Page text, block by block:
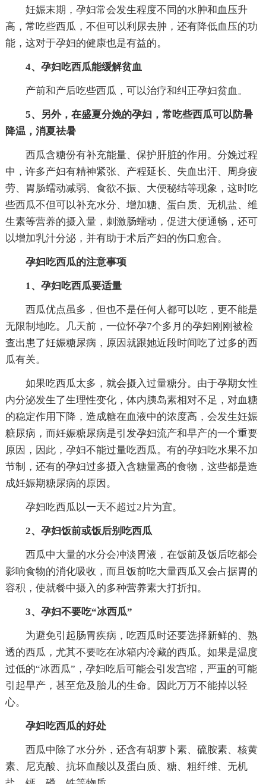
妊娠末期，孕妇常会发生程度不同的水肿和血压升
高，常吃些西瓜，不但可以利尿去肿，还有降低血压的功
能，这对于孕妇的健康也是有益的。
4、孕妇吃西瓜能缓解贫血
产前和产后吃些西瓜，可以治疗和纠正孕妇贫血。
5、另外，在盛夏分娩的孕妇，常吃些西瓜可以防暑
降温，消夏祛暑
西瓜含糖份有补充能量、保护肝脏的作用。分娩过程
中，许多产妇有精神紧张、产程延长、失血出汗、周身疲
劳、胃肠蠕动减弱、食欲不振、大便秘结等现象，这时吃
些西瓜不但可以补充水分、增加糖、蛋白质、无机盐、维
生素等营养的摄入量，刺激肠蠕动，促进大便通畅，还可
以增加乳汁分泌，并有助于术后产妇的伤口愈合。
孕妇吃西瓜的注意事项
1、孕妇吃西瓜要适量
西瓜优点虽多，但也不是任何人都可以吃，更不能是
无限制地吃。几天前，一位怀孕7个多月的孕妇刚刚被检
查出患了妊娠糖尿病，原因就跟她近段时间吃了过多的西
瓜有关。
如果吃西瓜太多，就会摄入过量糖分。由于孕期女性
内分泌发生了生理性变化，体内胰岛素相对不足，对血糖
的稳定作用下降，造成糖在血液中的浓度高，会发生妊娠
糖尿病，而妊娠糖尿病是引发孕妇流产和早产的一个重要
原因，因此，孕妇不能过量吃西瓜。有的孕妇吃水果不加
节制，还有的孕妇过多摄入含糖量高的食物，这些都是造
成妊娠期糖尿病的原因。
孕妇吃西瓜以一天不超过2片为宜。
2、孕妇饭前或饭后别吃西瓜
西瓜中大量的水分会冲淡胃液，在饭前及饭后吃都会
影响食物的消化吸收，而且饭前吃大量西瓜又会占据胃的
容积，使就餐中摄入的多种营养素大打折扣。
3、孕妇不要吃“冰西瓜”
为避免引起肠胃疾病，吃西瓜时还要选择新鲜的、熟
透的西瓜，尤其不要吃在冰箱内冷藏的西瓜。如果是温度
过低的“冰西瓜”，孕妇吃后可能会引发宫缩，严重的可能
引起早产，甚至危及胎儿的生命。因此万万不能掉以轻
心。
孕妇吃西瓜的好处
西瓜中除了水分外，还含有胡萝卜素、硫胺素、核黄
素、尼克酸、抗坏血酸以及蛋白质、糖、粗纤维、无机